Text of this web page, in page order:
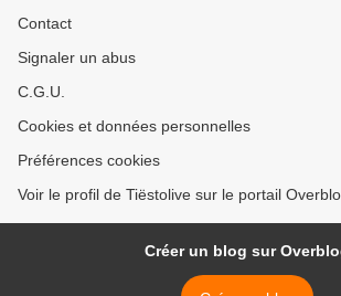
Contact
Signaler un abus
C.G.U.
Cookies et données personnelles
Préférences cookies
Voir le profil de Tiëstolive sur le portail
Créer un blog sur